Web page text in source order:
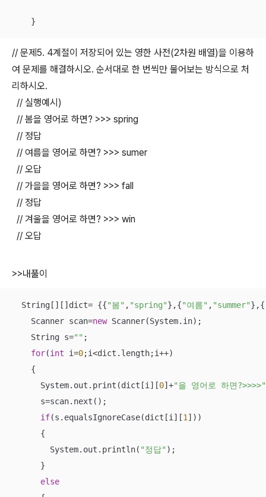
    }
// 문제5. 4계절이 저장되어 있는 영한 사전(2차원 배열)을 이용하
여 문제를 해결하시오. 순서대로 한 번씩만 물어보는 방식으로 처
리하시오.
// 실행예시)
// 봄을 영어로 하면? >>> spring
// 정답
// 여름을 영어로 하면? >>> sumer
// 오답
// 가을을 영어로 하면? >>> fall
// 정답
// 겨울을 영어로 하면? >>> win
// 오답
>>내풀이
  String[][]dict= {{
"봄" , "spring"},{"여름" , "summer"},{
    Scanner scan=
new Scanner(System.in);
    String s=
"" ;
for(int i=0;i<dict.length;i++)
    {
      System.out.print(dict[i][
0]+"을 영어로 하면?>>>>"
      s=scan.next();
if(s.equalsIgnoreCase(dict[i][1 ]))
      {
        System.out.println(
"정답" );
      }
else